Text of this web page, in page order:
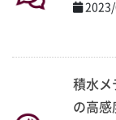
積水メ
の高感